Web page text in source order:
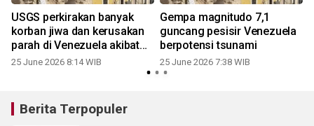
USGS perkirakan banyak
korban jiwa dan kerusakan
parah di Venezuela akibat
gempa
25 June 2026 8:14 WIB
Gempa magnitudo 7,1
guncang pesisir Venezuela
berpotensi tsunami
25 June 2026 7:38 WIB
Berita Terpopuler